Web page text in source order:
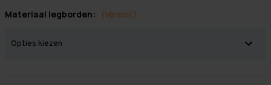
Materiaal legborden: (Vereist)